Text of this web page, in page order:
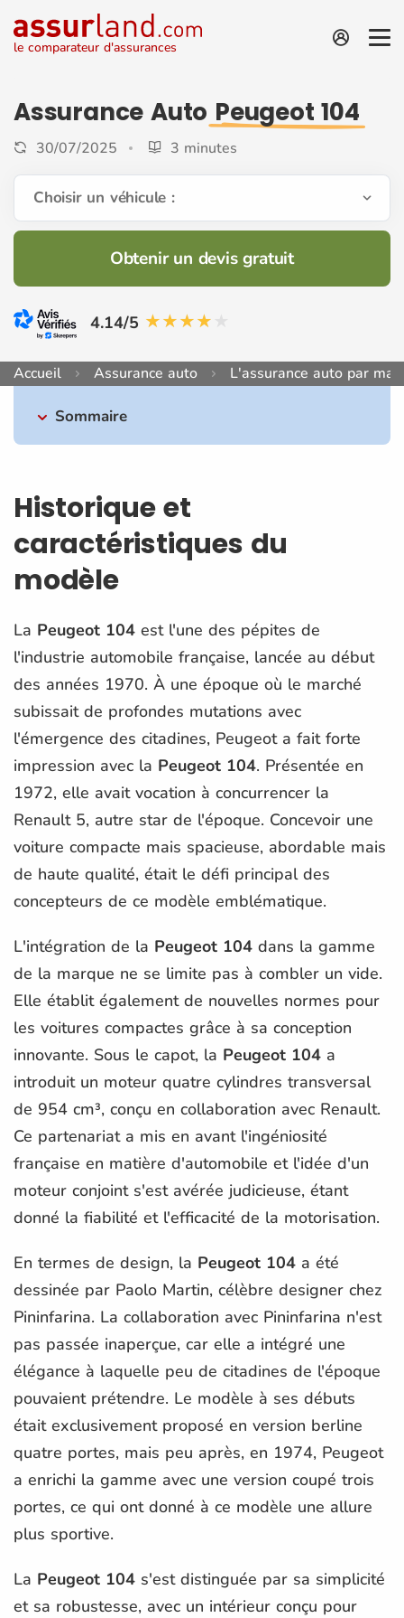
le comparateur d'assurances
Assurance Auto Peugeot 104
30/07/2025 3 minutes
Choisir un véhicule :
Obtenir un devis gratuit
4.14/5
Accueil Assurance auto L'assurance auto par
Sommaire
Historique et
caractéristiques du
modèle
La Peugeot 104 est l'une des pépites de
l'industrie automobile française, lancée au début
des années 1970. À une époque où le marché
subissait de profondes mutations avec
l'émergence des citadines, Peugeot a fait forte
impression avec la Peugeot 104. Présentée en
1972, elle avait vocation à concurrencer la
Renault 5, autre star de l'époque. Concevoir une
voiture compacte mais spacieuse, abordable mais
de haute qualité, était le défi principal des
concepteurs de ce modèle emblématique.
L'intégration de la Peugeot 104 dans la gamme
de la marque ne se limite pas à combler un vide.
Elle établit également de nouvelles normes pour
les voitures compactes grâce à sa conception
innovante. Sous le capot, la Peugeot 104 a
introduit un moteur quatre cylindres transversal
de 954 cm³, conçu en collaboration avec Renault.
Ce partenariat a mis en avant l'ingéniosité
française en matière d'automobile et l'idée d'un
moteur conjoint s'est avérée judicieuse, étant
donné la fiabilité et l'efficacité de la motorisation.
En termes de design, la Peugeot 104 a été
dessinée par Paolo Martin, célèbre designer chez
Pininfarina. La collaboration avec Pininfarina n'est
pas passée inaperçue, car elle a intégré une
élégance à laquelle peu de citadines de l'époque
pouvaient prétendre. Le modèle à ses débuts
était exclusivement proposé en version berline
quatre portes, mais peu après, en 1974, Peugeot
a enrichi la gamme avec une version coupé trois
portes, ce qui ont donné à ce modèle une allure
plus sportive.
La Peugeot 104 s'est distinguée par sa simplicité
et sa robustesse, avec un intérieur conçu pour